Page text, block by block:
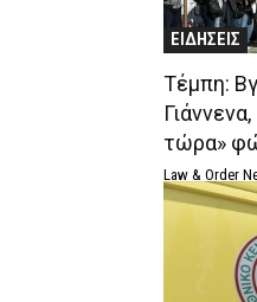
ΕΙΔΗΣΕΙΣ
Τέμπη:
τώρα»
Law & Order